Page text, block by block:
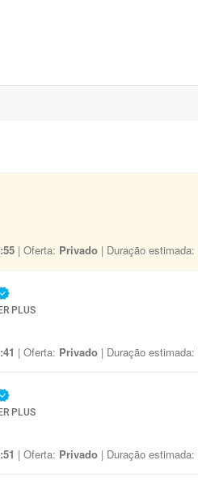
| Oferta: Privado | Duração estimada:
PLUS
| Oferta: Privado | Duração estimada:
PLUS
| Oferta: Privado | Duração estimada: